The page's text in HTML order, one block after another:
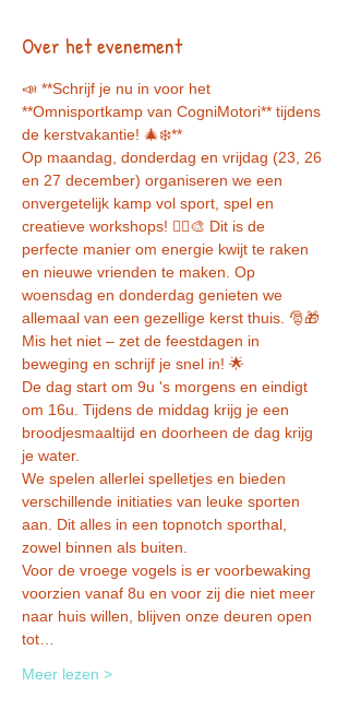
Over het evenement
📣 **Schrijf je nu in voor het
**Omnisportkamp van CogniMotori** tijdens
de kerstvakantie! 🎄❄️**
Op maandag, donderdag en vrijdag (23, 26
en 27 december) organiseren we een
onvergetelijk kamp vol sport, spel en
creatieve workshops! 🏃‍♂️🎨 Dit is de
perfecte manier om energie kwijt te raken
en nieuwe vrienden te maken. Op
woensdag en donderdag genieten we
allemaal van een gezellige kerst thuis. 🎅🎁
Mis het niet – zet de feestdagen in
beweging en schrijf je snel in! 🌟
De dag start om 9u 's morgens en eindigt
om 16u. Tijdens de middag krijg je een
broodjesmaaltijd en doorheen de dag krijg
je water.
We spelen allerlei spelletjes en bieden
verschillende initiaties van leuke sporten
aan. Dit alles in een topnotch sporthal,
zowel binnen als buiten.
Voor de vroege vogels is er voorbewaking
voorzien vanaf 8u en voor zij die niet meer
naar huis willen, blijven onze deuren open
tot…
Meer lezen >